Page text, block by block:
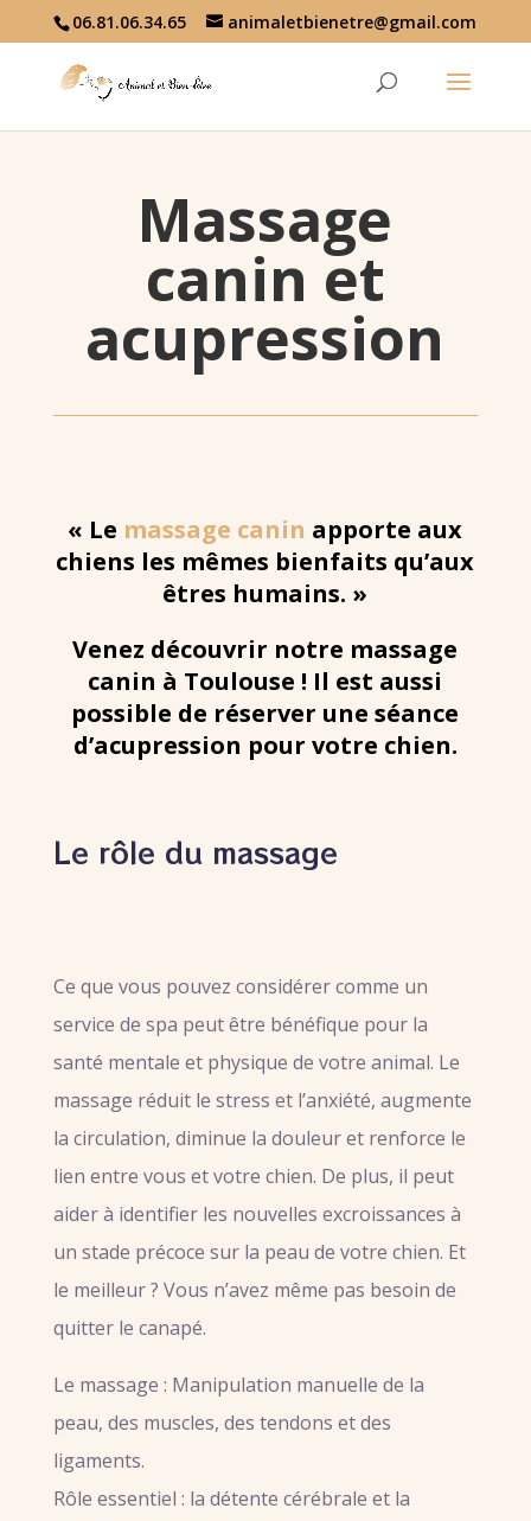
06.81.06.34.65 animaletbienetre@gmail.com
Massage
canin et
acupression
« Le massage canin apporte aux
chiens les mêmes bienfaits qu’aux
êtres humains. »
Venez découvrir notre massage
canin à Toulouse ! Il est aussi
possible de réserver une séance
d’acupression pour votre chien.
Le rôle du massage
Ce que vous pouvez considérer comme un
service de spa peut être bénéfique pour la
santé mentale et physique de votre animal. Le
massage réduit le stress et l’anxiété, augmente
la circulation, diminue la douleur et renforce le
lien entre vous et votre chien. De plus, il peut
aider à identifier les nouvelles excroissances à
un stade précoce sur la peau de votre chien. Et
le meilleur ? Vous n’avez même pas besoin de
quitter le canapé.
Le massage : Manipulation manuelle de la
peau, des muscles, des tendons et des
ligaments.
Rôle essentiel : la détente cérébrale et la